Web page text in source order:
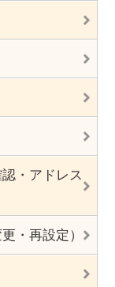
・アドレス
・再設定）